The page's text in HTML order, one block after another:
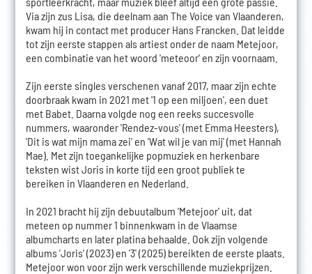
Via zijn zus Lisa, die deelnam aan The Voice van Vlaanderen,
kwam hij in contact met producer Hans Francken. Dat leidde
tot zijn eerste stappen als artiest onder de naam Metejoor,
een combinatie van het woord 'meteoor' en zijn voornaam.
Zijn eerste singles verschenen vanaf 2017, maar zijn echte
doorbraak kwam in 2021 met '1 op een miljoen', een duet
met Babet. Daarna volgde nog een reeks succesvolle
nummers, waaronder 'Rendez-vous' (met Emma Heesters),
'Dit is wat mijn mama zei' en 'Wat wil je van mij' (met Hannah
Mae). Met zijn toegankelijke popmuziek en herkenbare
teksten wist Joris in korte tijd een groot publiek te
bereiken in Vlaanderen en Nederland.
In 2021 bracht hij zijn debuutalbum 'Metejoor' uit, dat
meteen op nummer 1 binnenkwam in de Vlaamse
albumcharts en later platina behaalde. Ook zijn volgende
albums 'Joris' (2023) en '3' (2025) bereikten de eerste plaats.
Metejoor won voor zijn werk verschillende muziekprijzen.